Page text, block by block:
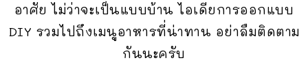
อาศัย ไม่ว่าจะเป็นแบบบ้าน ไอเดียการออกแบบ
DIY รวมไปถึงเมนูอาหารที่น่าทาน อย่าลืมติดตาม
กันนะครับ